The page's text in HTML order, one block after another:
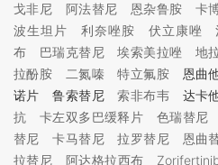
戈非尼
阿法替尼 恩杂鲁胺 卡
波生坦片
利奈唑胺 伏立康唑
布
巴瑞克替尼 埃索美拉唑 地
拉酚胺
二氮嗪 特立氟胺 恩曲
诺片 鲁索替尼索非布韦 达卡
抗
卡左双多巴缓释片 色瑞替尼
替尼
卡马替尼 拉罗替尼 恩曲
拉替尼
阿达格拉西布